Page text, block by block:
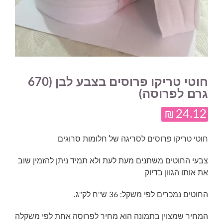
חוטי טריקו פרוסים בצבע לבן (670
גרם לפרוסה)
₪ 24.12
חוטי טריקו פרוסים לסריגה של חלומות סרוגים
צבעי החוטים משתנים מעת לעת ולא תמיד ניתן להזמין שוב
את אותו הגוון בדיוק
החוטים נמכרים לפי משקל: 36 ש"ח לק"ג.
המחיר שמצוין בתמונה הוא מחיר לפרוסה אחת לפי משקלה